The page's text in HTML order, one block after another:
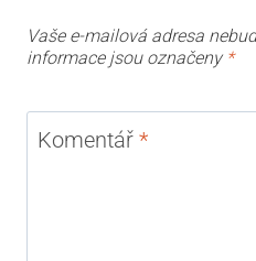
Vaše e-mailová adresa
informace jsou označeny *
Komentář *